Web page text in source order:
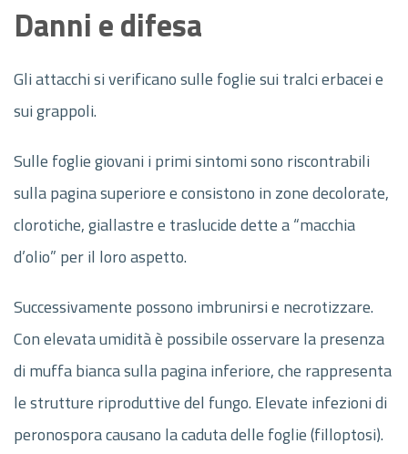
Danni e difesa
Gli attacchi si verificano sulle foglie sui tralci erbacei e
sui grappoli.
Sulle foglie giovani i primi sintomi sono riscontrabili
sulla pagina superiore e consistono in zone decolorate,
clorotiche, giallastre e traslucide dette a “macchia
d’olio” per il loro aspetto.
Successivamente possono imbrunirsi e necrotizzare.
Con elevata umidità è possibile osservare la presenza
di muffa bianca sulla pagina inferiore, che rappresenta
le strutture riproduttive del fungo. Elevate infezioni di
peronospora causano la caduta delle foglie (filloptosi).